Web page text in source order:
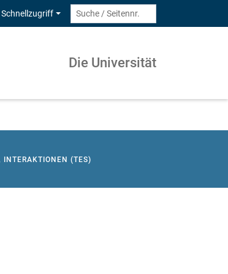
Schnellzugriff
Die Universität
INTERAKTIONEN (TES)